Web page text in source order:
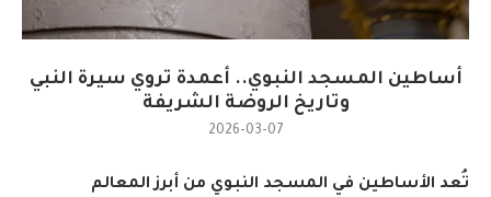
أساطين المسجد النبوي.. أعمدة تروي سيرة النبي
وتاريخ الروضة الشريفة
2026-03-07
تُعد الأساطين في المسجد النبوي من أبرز المعالم